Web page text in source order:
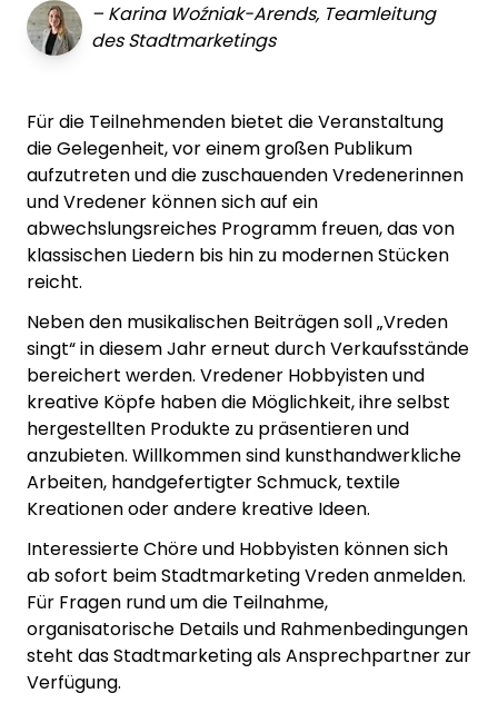
– Karina Woźniak-Arends, Teamleitung
des Stadtmarketings
Für die Teilnehmenden bietet die Veranstaltung
die Gelegenheit, vor einem großen Publikum
aufzutreten und die zuschauenden Vredenerinnen
und Vredener können sich auf ein
abwechslungsreiches Programm freuen, das von
klassischen Liedern bis hin zu modernen Stücken
reicht.
Neben den musikalischen Beiträgen soll „Vreden
singt“ in diesem Jahr erneut durch Verkaufsstände
bereichert werden. Vredener Hobbyisten und
kreative Köpfe haben die Möglichkeit, ihre selbst
hergestellten Produkte zu präsentieren und
anzubieten. Willkommen sind kunsthandwerkliche
Arbeiten, handgefertigter Schmuck, textile
Kreationen oder andere kreative Ideen.
Interessierte Chöre und Hobbyisten können sich
ab sofort beim Stadtmarketing Vreden anmelden.
Für Fragen rund um die Teilnahme,
organisatorische Details und Rahmenbedingungen
steht das Stadtmarketing als Ansprechpartner zur
Verfügung.